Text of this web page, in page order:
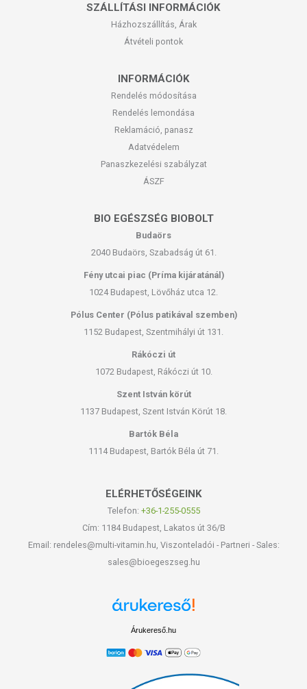
SZÁLLÍTÁSI INFORMÁCIÓK
Házhozszállítás, Árak
Átvételi pontok
INFORMÁCIÓK
Rendelés módosítása
Rendelés lemondása
Reklamáció, panasz
Adatvédelem
Panaszkezelési szabályzat
ÁSZF
BIO EGÉSZSÉG BIOBOLT
Budaörs
2040 Budaörs, Szabadság út 61.
Fény utcai piac (Príma kijáratánál)
1024 Budapest, Lövőház utca 12.
Pólus Center (Pólus patikával szemben)
1152 Budapest, Szentmihályi út 131.
Rákóczi út
1072 Budapest, Rákóczi út 10.
Szent István körút
1137 Budapest, Szent István Körút 18.
Bartók Béla
1114 Budapest, Bartók Béla út 71.
ELÉRHETŐSÉGEINK
Telefon: +36-1-255-0555
Cím: 1184 Budapest, Lakatos út 36/B
Email: rendeles@multi-vitamin.hu, Viszonteladói - Partneri - Sales:
sales@bioegeszseg.hu
Árukereső.hu